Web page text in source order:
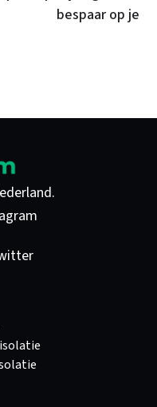
bespaar op je